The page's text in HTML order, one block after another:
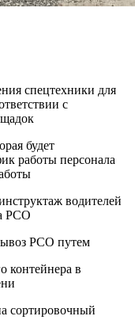
спецтехники для
с
будет
работы персонала
водителей
РСО
РСО путем
контейнера в
сортировочный